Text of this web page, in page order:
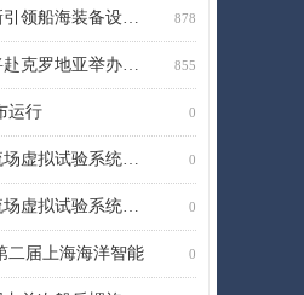
878
数值水池：协同创新引领船海装备设计方
855
数值水池创新团队将赴克罗地亚举办并参
0
运行
0
数值水池海洋环境流场虚拟试验系统第一
0
数值水池海洋环境流场虚拟试验系统工业
0
二届上海海洋智能